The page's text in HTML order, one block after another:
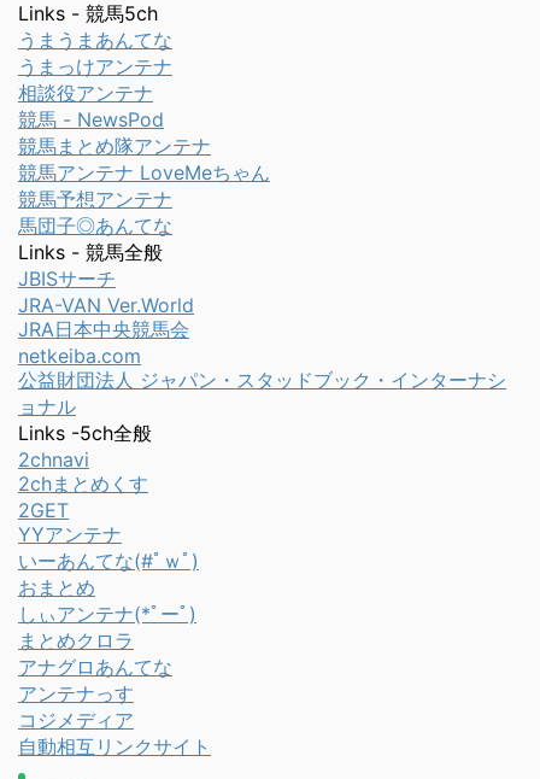
Links - 競馬5ch
うまうまあんてな
うまっけアンテナ
相談役アンテナ
競馬 - NewsPod
競馬まとめ隊アンテナ
競馬アンテナ LoveMeちゃん
競馬予想アンテナ
馬団子◎あんてな
Links - 競馬全般
JBISサーチ
JRA-VAN Ver.World
JRA日本中央競馬会
netkeiba.com
公益財団法人 ジャパン・スタッドブック・インターナシ
ョナル
Links -5ch全般
2chnavi
2chまとめくす
2GET
YYアンテナ
いーあんてな(#ﾟｗﾟ)
おまとめ
しぃアンテナ(*ﾟーﾟ)
まとめクロラ
アナグロあんてな
アンテナっす
コジメディア
自動相互リンクサイト